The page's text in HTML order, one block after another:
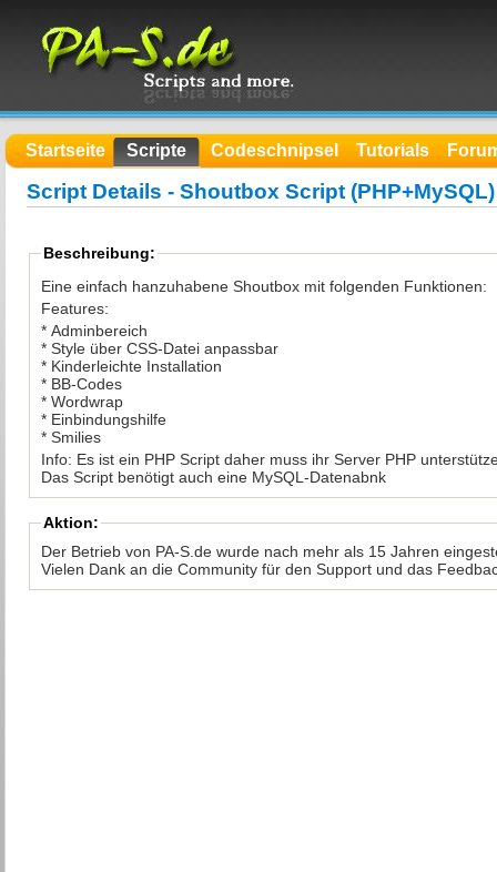
Startseite Scripte Codeschnipsel Tutorials
Script Details - Shoutbox Script (PHP+MySQL)
Beschreibung:
Eine einfach hanzuhabene Shoutbox mit folgenden Funktionen:
Features:
* Adminbereich
* Style über CSS-Datei anpassbar
* Kinderleichte Installation
* BB-Codes
* Wordwrap
* Einbindungshilfe
* Smilies
Info: Es ist ein PHP Script daher muss ihr Server
Das Script benötigt auch eine MySQL-Datenabnk
Aktion:
Der Betrieb von PA-S.de wurde nach mehr als 15 Jahren
Vielen Dank an die Community für den Support und das